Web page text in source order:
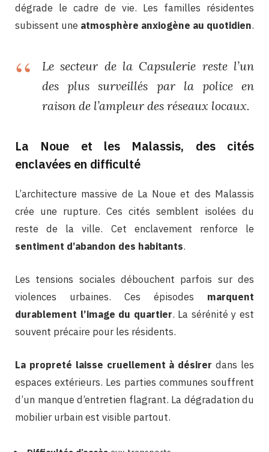
dégrade le cadre de vie. Les familles résidentes
subissent une atmosphère anxiogène au quotidien.
Le secteur de la Capsulerie reste l’un
des plus surveillés par la police en
raison de l’ampleur des réseaux locaux.
La Noue et les Malassis, des cités
enclavées en difficulté
L’architecture massive de La Noue et des Malassis
crée une rupture. Ces cités semblent isolées du
reste de la ville. Cet enclavement renforce le
sentiment d’abandon des habitants.
Les tensions sociales débouchent parfois sur des
violences urbaines. Ces épisodes marquent
durablement l’image du quartier. La sérénité y est
souvent précaire pour les résidents.
La propreté laisse cruellement à désirer dans les
espaces extérieurs. Les parties communes souffrent
d’un manque d’entretien flagrant. La dégradation du
mobilier urbain est visible partout.